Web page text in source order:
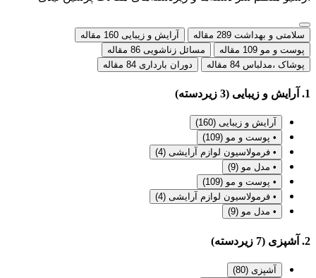
سلامتی و بهداشت 289 مقاله آرایش و زیبایی 160 مقاله
پوست و مو 109 مقاله مسائل زناشویی 86 مقاله
پوشاک ،مدلباس 84 مقاله دوران بارداری 84 مقاله
1. آرایش و زیبایی (3 زیردسته)
آرایش و زیبایی (160)
• پوست و مو (109)
• فرمولاسیون لوازم آرایشی (4)
• مدل مو (9)
• پوست و مو (109)
• فرمولاسیون لوازم آرایشی (4)
• مدل مو (9)
2. آشپزی (7 زیردسته)
آشپزی (80)